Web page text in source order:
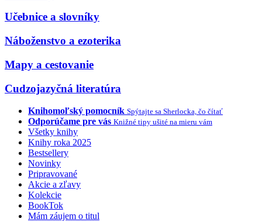
Učebnice a slovníky
Náboženstvo a ezoterika
Mapy a cestovanie
Cudzojazyčná literatúra
Knihomoľský pomocník Spýtajte sa Sherlocka, čo čítať
Odporúčame pre vás Knižné tipy ušité na mieru vám
Všetky knihy
Knihy roka 2025
Bestsellery
Novinky
Pripravované
Akcie a zľavy
Kolekcie
BookTok
Mám záujem o titul